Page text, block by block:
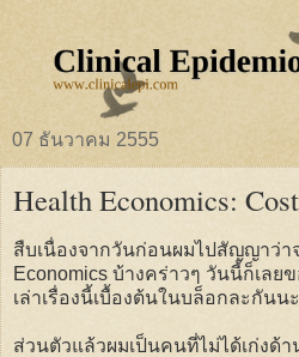
07 ธันวาคม 2555
Health Economics: Cost
สืบเนื่องจากวันก่อนผมไปสัญญาว่า
Economics บ้างคร่าวๆ วันนี้ก็เล
เล่าเรื่องนี้เบื้องต้นในบล็อกละกันน
ส่วนตัวแล้วผมเป็นคนที่ไม่ได้เก่งด้